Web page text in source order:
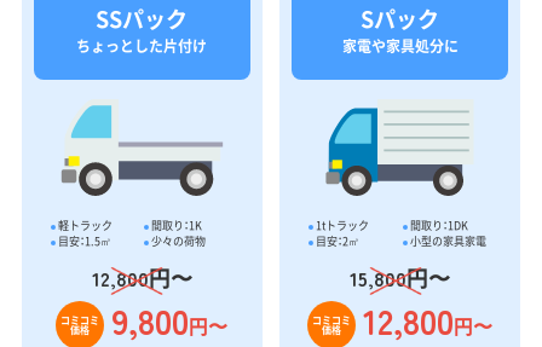
SSパック
ちょっとした片付け
軽トラック
間取り：1K
目安：1.5㎥
少々の荷物
12,800円〜
コミコミ
価格 9,800円〜
Sパック
家電や家具処分に
1tトラック
間取り：1DK
目安：2㎥
小型の家具家電
15,800円〜
コミコミ
価格 12,800円〜